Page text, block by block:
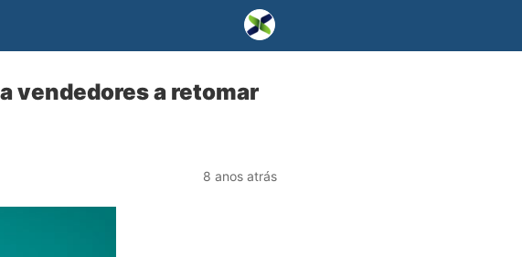
vendedores a retomar
8 anos atrás